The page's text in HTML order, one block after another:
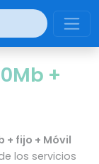
+
+ fijo + Móvil
los servicios